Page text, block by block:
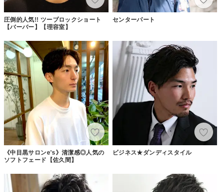
圧倒的人気!! ツーブロックショート
【バーバー】【理容室】
センターパート
《中目黒サロンe's》清潔感◎人気の
ソフトフェード【佐久間】
ビジネス★ダンディスタイル